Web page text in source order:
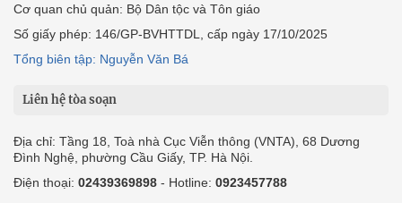
Cơ quan chủ quản: Bộ Dân tộc và Tôn giáo
Số giấy phép: 146/GP-BVHTTDL, cấp ngày 17/10/2025
Tổng biên tập: Nguyễn Văn Bá
Liên hệ tòa soạn
Địa chỉ: Tầng 18, Toà nhà Cục Viễn thông (VNTA), 68 Dương
Đình Nghệ, phường Cầu Giấy, TP. Hà Nội.
Điện thoại: 02439369898 - Hotline: 0923457788